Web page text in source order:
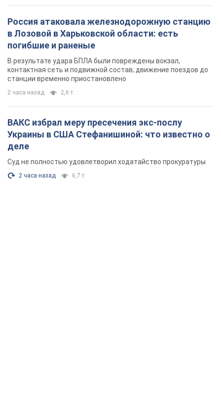
ВАКС избрал меру пресечения экс-послу
Украины в США Стефанишиной: что известно о
деле
Суд не полностью удовлетворил ходатайство прокуратуры
2 часа назад 6,7 т.